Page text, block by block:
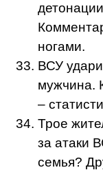
ногами.
ВСУ
мужчина.
–
Трое
за атаки
семья?